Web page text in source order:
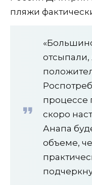
пляжи
отсыпали,
процессе
скоро
Анапа
объеме,